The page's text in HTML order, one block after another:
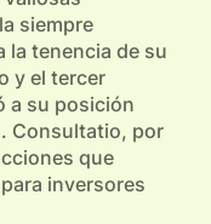
siempre
la tenencia de su
y el tercer
a su posición
Consultatio, por
que
inversores